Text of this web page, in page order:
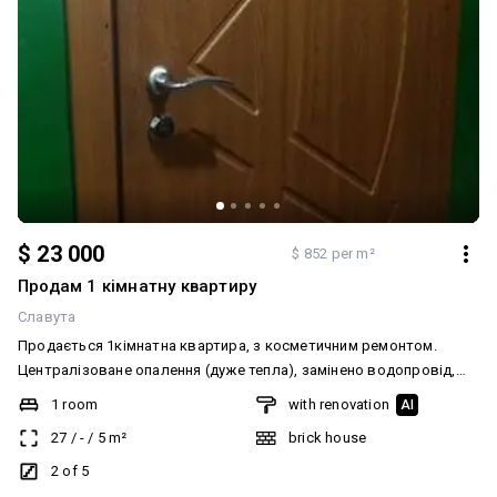
$ 23 000 $ 852 per m²
Продам 1 кімнатну квартиру
Славута
Продається 1кімнатна квартира, з косметичним ремонтом.
Централізоване опалення (дуже тепла), замінено водопровід,
чистенька, уютна квартирка . Залишаються меблі в ванній
кімнаті, барна стійка з стільцями та нова сучасна вмонтована
кухня. Вул. Перемоги 25. Додатково: Планування: Студія.
Санвузол: Суміжний. Система опалення: Централізоване. Ремонт:
1 room
27 / - / 5m²
2 of 5
with renovation AI
brick house